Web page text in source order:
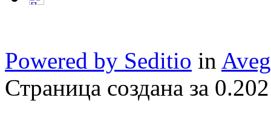
Powered by Seditio in
Страница создана за